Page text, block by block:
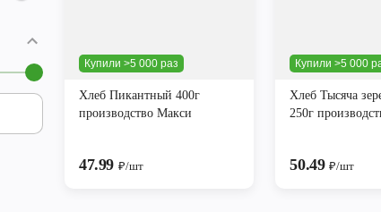
Купили >5 000 раз
Хлеб Пикантный 400г
производство Макси
47.99 ₽/шт
Купили >5 000
Хлеб Тысяча
250г
50.49₽/шт